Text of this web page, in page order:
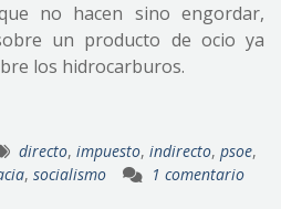
no hacen sino engordar,
un producto de ocio ya
los hidrocarburos.
directo, impuesto, indirecto, psoe,
, socialismo 1 comentario